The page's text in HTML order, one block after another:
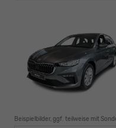
Beispielbilder, ggf. teilweise mit